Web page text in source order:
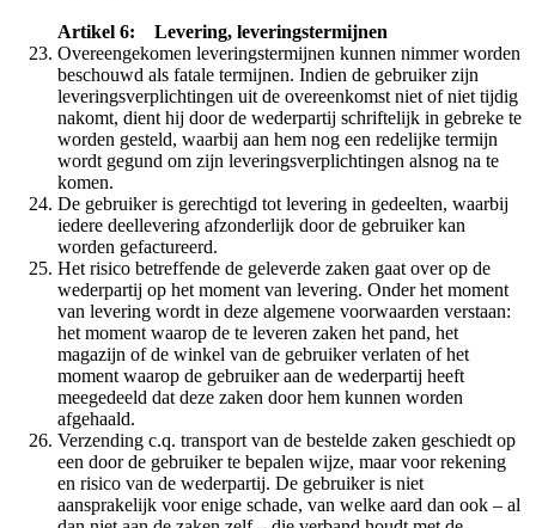
Artikel 6: Levering, leveringstermijnen
Overeengekomen leveringstermijnen kunnen nimmer worden
beschouwd als fatale termijnen. Indien de gebruiker zijn
leveringsverplichtingen uit de overeenkomst niet of niet tijdig
nakomt, dient hij door de wederpartij schriftelijk in gebreke te
worden gesteld, waarbij aan hem nog een redelijke termijn
wordt gegund om zijn leveringsverplichtingen alsnog na te
komen.
De gebruiker is gerechtigd tot levering in gedeelten, waarbij
iedere deellevering afzonderlijk door de gebruiker kan
worden gefactureerd.
Het risico betreffende de geleverde zaken gaat over op de
wederpartij op het moment van levering. Onder het moment
van levering wordt in deze algemene voorwaarden verstaan:
het moment waarop de te leveren zaken het pand, het
magazijn of de winkel van de gebruiker verlaten of het
moment waarop de gebruiker aan de wederpartij heeft
meegedeeld dat deze zaken door hem kunnen worden
afgehaald.
Verzending c.q. transport van de bestelde zaken geschiedt op
een door de gebruiker te bepalen wijze, maar voor rekening
en risico van de wederpartij. De gebruiker is niet
aansprakelijk voor enige schade, van welke aard dan ook – al